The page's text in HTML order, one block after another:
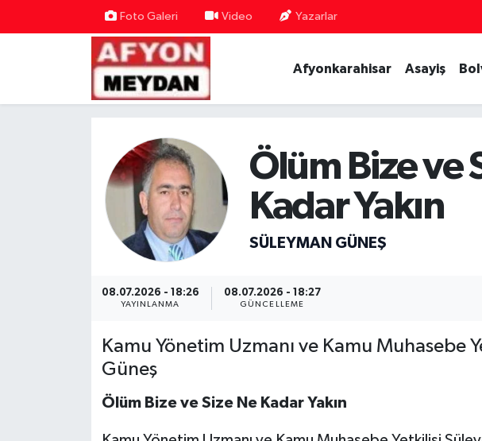
Foto Galeri Video Yazarlar
Afyonkarahisar Asayiş
Ölüm Bize ve
Kadar Yakın
SÜLEYMAN GÜNEŞ
08.07.2026 - 18:26
YAYINLANMA
08.07.2026 - 18:27
GÜNCELLEME
Kamu Yönetim Uzmanı ve Kamu Muhasebe
Güneş
Ölüm Bize ve Size Ne Kadar Yakın
Nöbetçi Eczaneler
Hava Durumu
Süper Lig Puan Durumu ve Fikstür
Tüm Manşetler
Son Dakika Haberleri